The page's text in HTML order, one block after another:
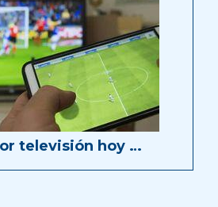
televisión hoy …